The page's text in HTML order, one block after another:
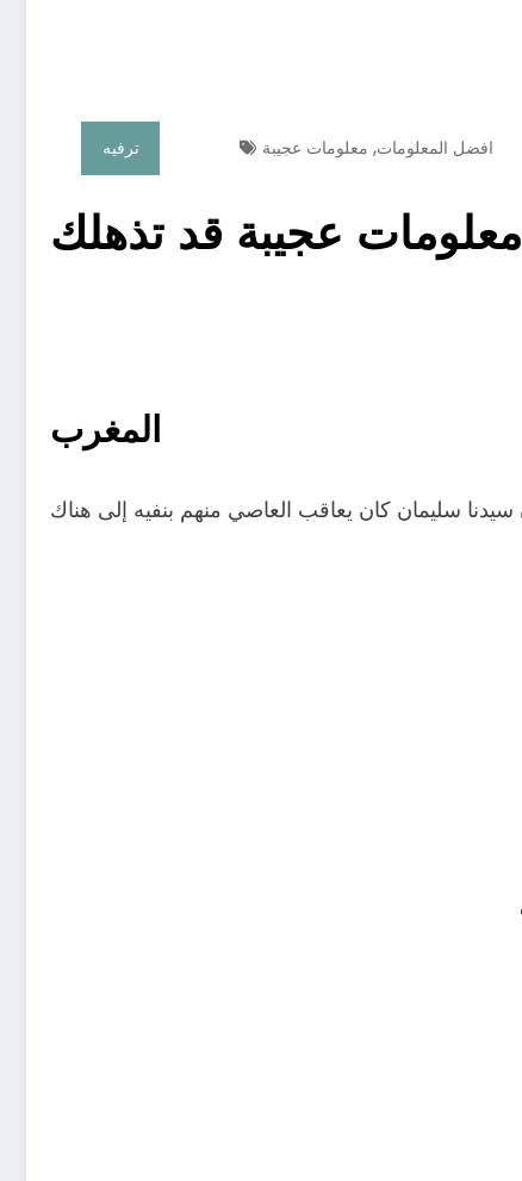
ترفيه افضل المعلومات, معلومات عجيبة
معلومات عجيبة قد تذهلك
المغرب